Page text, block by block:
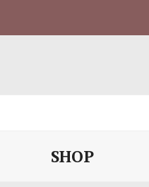
SHOP